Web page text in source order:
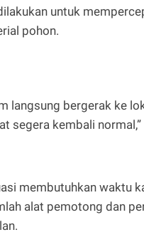
untuk
pohon.
langsung bergerak ke
segera kembali normal,”
membutuhkan waktu
alat pemotong dan